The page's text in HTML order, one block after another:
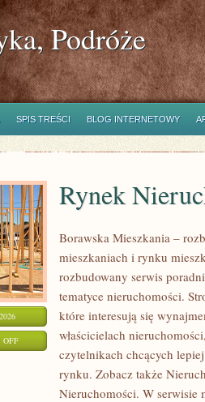
Podróże
SPIS TREŚCI BLOG INTERNETOWY
OFFON
NIERUCHOMOŚCI
Rynek
Borawska Mieszkania –
mieszkaniach i rynku
rozbudowany serwis
tematyce nieruchomości.
które interesują się
właścicielach
czytelnikach chcących
rynku. Zobacz także
Nieruchomości. W serwisie